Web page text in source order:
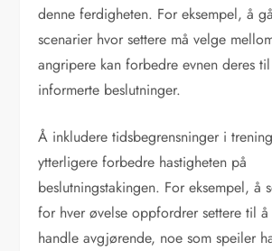
denne ferdigheten. For eksempel, å
scenarier hvor settere må velge
angripere kan forbedre evnen deres
informerte beslutninger.
Å inkludere tidsbegrensninger i
ytterligere forbedre hastigheten på
beslutningstakingen. For eksempel, å
for hver øvelse oppfordrer settere til å
handle avgjørende, noe som speiler